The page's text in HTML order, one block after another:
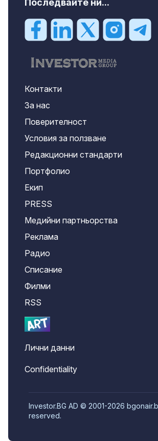
Последвайте ни...
Контакти
За нас
Поверителност
Условия за ползване
Редакционни стандарти
Портфолио
Екип
PRESS
Медийни партньорства
Реклама
Радио
Списание
Филми
RSS
Лични данни
Confidentiality
Investor.BG AD © 2001-2026
reserved.